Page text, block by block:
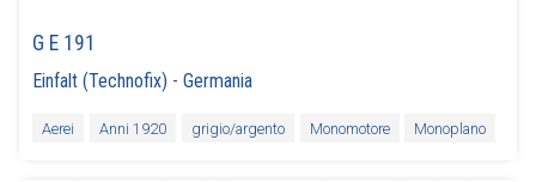
G E 191
Einfalt (Technofix) -Germania
Aerei Anni 1920 grigio/argento Monomotore Monoplano